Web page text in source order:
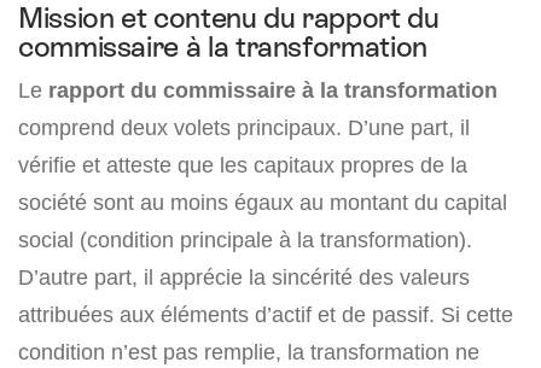
Mission et contenu du rapport du
commissaire à la transformation
Le rapport du commissaire à la transformation
comprend deux volets principaux. D’une part, il
vérifie et atteste que les capitaux propres de la
société sont au moins égaux au montant du capital
social (condition principale à la transformation).
D’autre part, il apprécie la sincérité des valeurs
attribuées aux éléments d’actif et de passif. Si cette
condition n’est pas remplie, la transformation ne